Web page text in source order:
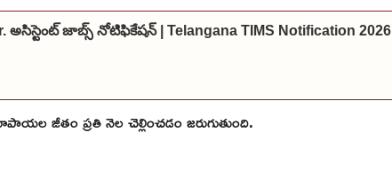
జాబ్స్ నోటిఫికేషన్ | Telangana TIMS Notification 2026 |
జీతం ప్రతి నెల చెల్లించడం జరుగుతుంది.